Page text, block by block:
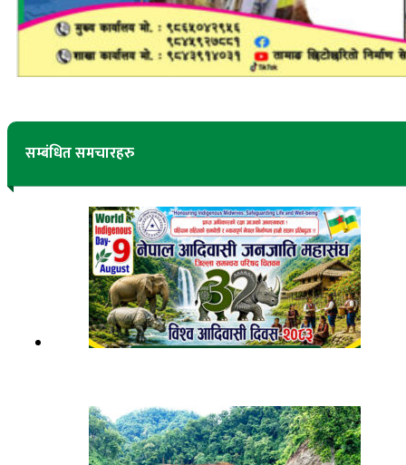
सम्बंधित समचारहरु